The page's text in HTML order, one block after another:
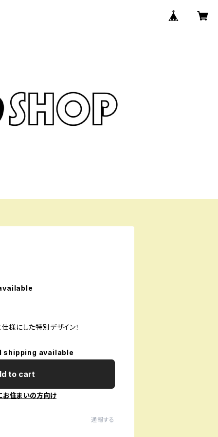
様にした特別デザイン！
shipping available
to cart
お住まいの方向け
通報する